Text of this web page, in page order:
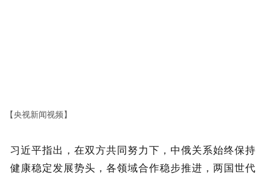
【央视新闻视频】
习近平指出，在双方共同努力下，中俄关系始终保持
健康稳定发展势头，各领域合作稳步推进，两国世代